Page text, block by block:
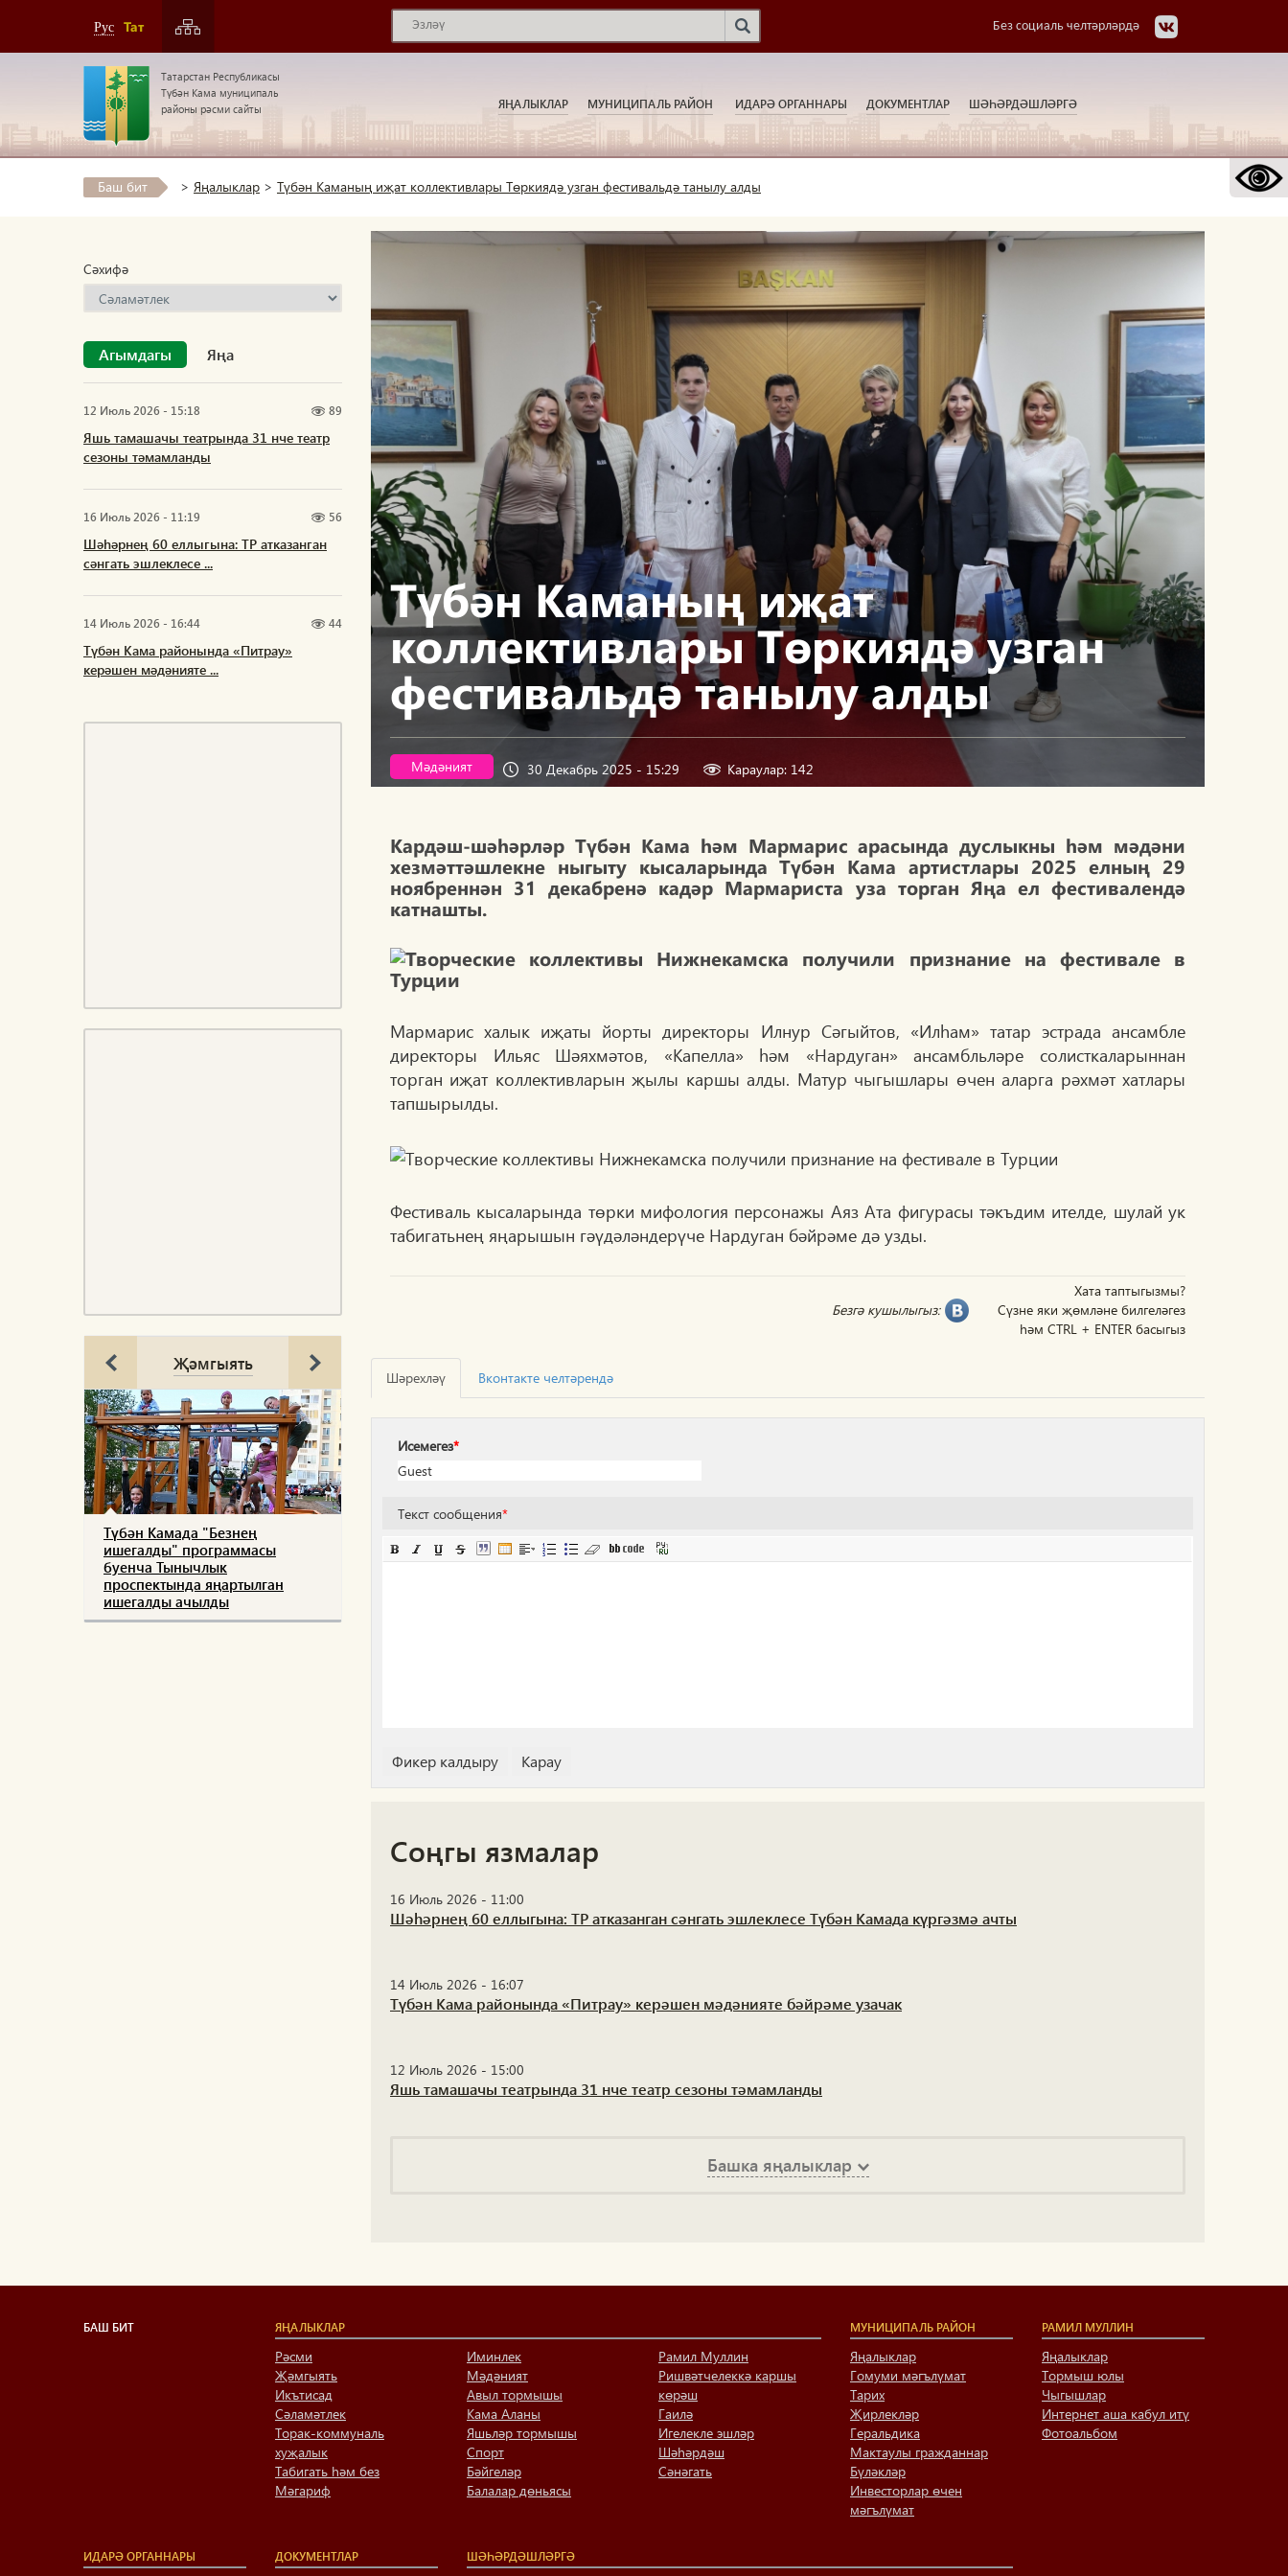
Рус Тат Без социаль челтәрләрдә
Татарстан Республикасы
Түбән Кама муниципаль
районы рәсми сайты
ЯҢАЛЫКЛАР МУНИЦИПАЛЬ РАЙОН ИДАРӘ ОРГАННАРЫ ДОКУМЕНТЛАР ШӘҺӘРДӘШЛӘРГӘ
Баш бит > Яңалыклар > Түбән Каманың иҗат коллективлары Төркиядә узган фестивальдә танылу алды
Сәхифә
Агымдагы Яңа
12 Июль 2026 - 15:18 89
Яшь тамашачы театрында 31 нче театр
сезоны тәмамланды
16 Июль 2026 - 11:19 56
Шәһәрнең 60 еллыгына: ТР атказанган
сәнгать эшлеклесе ...
14 Июль 2026 - 16:44 44
Түбән Кама районында «Питрау»
керәшен мәдәнияте ...
Җәмгыять
Түбән Камада "Безнең
ишегалды" программасы
буенча Тынычлык
проспектында яңартылган
ишегалды ачылды
Түбән Каманың иҗат
коллективлары Төркиядә узган
фестивальдә танылу алды
Мәдәният 30 Декабрь 2025 - 15:29 Караулар: 142
Кардәш-шәһәрләр Түбән Кама һәм Мармарис арасында дуслыкны һәм мәдәни
хезмәттәшлекне ныгыту кысаларында Түбән Кама артистлары 2025 елның 29
ноябреннән 31 декабренә кадәр Мармариста уза торган Яңа ел фестивалендә
катнашты.
Мармарис халык иҗаты йорты директоры Илнур Сәгыйтов, «Илһам» татар эстрада ансамбле
директоры Ильяс Шәяхмәтов, «Капелла» һәм «Нардуган» ансамбльләре солисткаларыннан
торган иҗат коллективларын җылы каршы алды. Матур чыгышлары өчен аларга рәхмәт хатлары
тапшырылды.
Фестиваль кысаларында төрки мифология персонажы Аяз Ата фигурасы тәкъдим ителде, шулай ук
табигатьнең яңарышын гәүдәләндерүче Нардуган бәйрәме дә узды.
Хата таптыгызмы?
Сүзне яки җөмләне билгеләгез
һәм CTRL + ENTER басыгыз
Безгә кушылыгыз:
Шәрехләү Вконтакте челтәрендә
Исемегез*
Текст сообщения*
Соңгы язмалар
16 Июль 2026 - 11:00
Шәһәрнең 60 еллыгына: ТР атказанган сәнгать эшлеклесе Түбән Камада күргәзмә ачты
14 Июль 2026 - 16:07
Түбән Кама районында «Питрау» керәшен мәдәнияте бәйрәме узачак
12 Июль 2026 - 15:00
Яшь тамашачы театрында 31 нче театр сезоны тәмамланды
Башка яңалыклар
БАШ БИТ ЯҢАЛЫКЛАР
Рәсми
Җәмгыять
Икътисад
Сәламәтлек
Торак-коммуналь
хуҗалык
Табигать һәм без
Мәгариф
Иминлек
Мәдәният
Авыл тормышы
Кама Аланы
Яшьләр тормышы
Спорт
Бәйгеләр
Балалар дөньясы
Рамил Муллин
Ришвәтчелеккә каршы
көрәш
Гаилә
Игелекле эшләр
Шәһәрдәш
Сәнәгать
МУНИЦИПАЛЬ РАЙОН
Яңалыклар
Гомуми мәгълүмат
Тарих
Җирлекләр
Геральдика
Мактаулы гражданнар
Бүләкләр
Инвесторлар өчен
мәгълүмат
РАМИЛ МУЛЛИН
Яңалыклар
Тормыш юлы
Чыгышлар
Интернет аша кабул итү
Фотоальбом
ИДАРӘ ОРГАННАРЫ ДОКУМЕНТЛАР ШӘҺӘРДӘШЛӘРГӘ